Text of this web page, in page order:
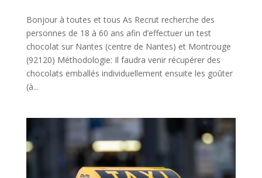
Bonjour à toutes et tous As Recrut recherche des
personnes de 18 à 60 ans afin d’effectuer un test
chocolat sur Nantes (centre de Nantes) et Montrouge
(92120) Méthodologie: Il faudra venir récupérer des
chocolats emballés individuellement ensuite les goûter
(à...